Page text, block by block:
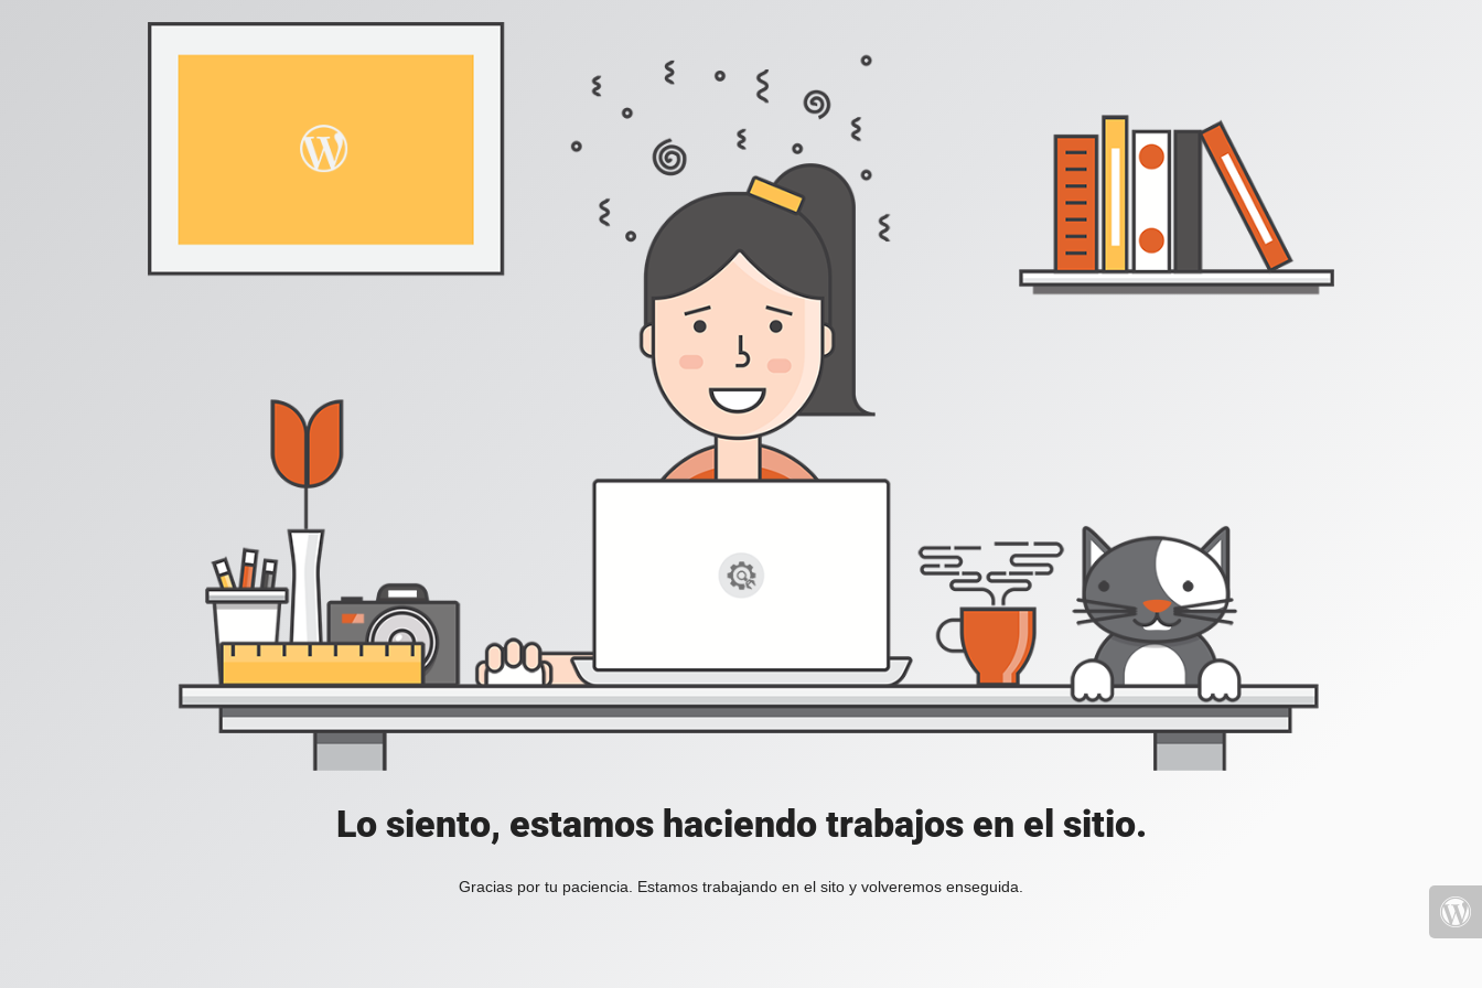
Lo siento, estamos haciendo trabajos en el sitio.
Gracias por tu paciencia. Estamos trabajando en el sito y volveremos enseguida.